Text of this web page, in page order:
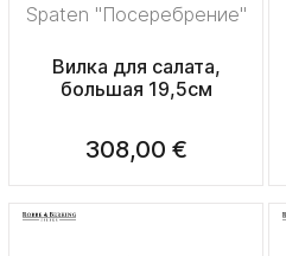
Spaten "Посеребрение"
Вилка для салата,
большая 19,5см
308,00 €